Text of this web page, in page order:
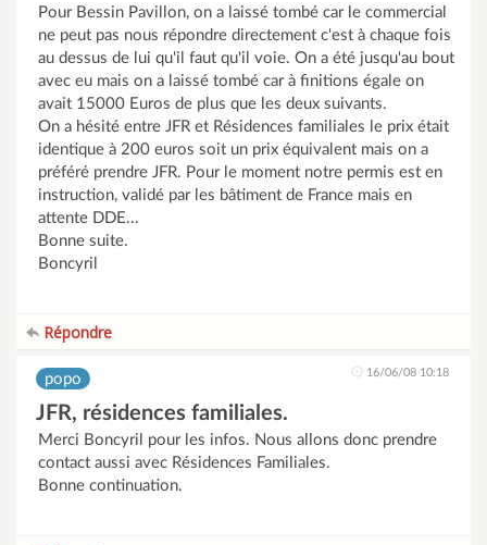
Pour Bessin Pavillon, on a laissé tombé car le commercial
ne peut pas nous répondre directement c'est à chaque fois
au dessus de lui qu'il faut qu'il voie. On a été jusqu'au bout
avec eu mais on a laissé tombé car à finitions égale on
avait 15000 Euros de plus que les deux suivants.
On a hésité entre JFR et Résidences familiales le prix était
identique à 200 euros soit un prix équivalent mais on a
préféré prendre JFR. Pour le moment notre permis est en
instruction, validé par les bâtiment de France mais en
attente DDE...
Bonne suite.
Boncyril
Répondre
popo 16/06/08 10:18
JFR, résidences familiales.
Merci Boncyril pour les infos. Nous allons donc prendre
contact aussi avec Résidences Familiales.
Bonne continuation.